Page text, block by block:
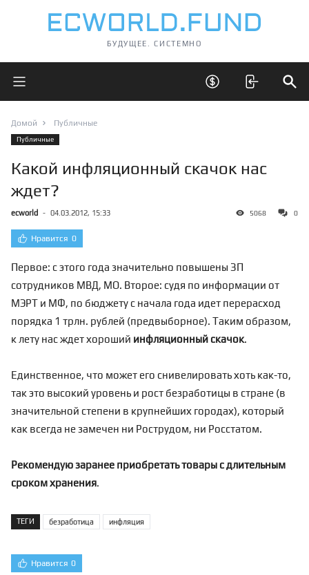
БУДУЩЕЕ. СИСТЕМНО
Открыть главное меню Открыть скрытые
Домой Публичные
Публичные
Какой инфляционный скачок нас
ждет?
ecworld - 04.03.2012, 15:33 5068 0
Нравится 0
Первое: с этого года значительно повышены ЗП
сотрудников МВД, МО. Второе: судя по информации от
МЭРТ и МФ, по бюджету с начала года идет перерасход
порядка 1 трлн. рублей (предвыборное). Таким образом,
к лету нас ждет хороший инфляционный скачок.
Единственное, что может его снивелировать хоть как-то,
так это высокий уровень и рост безработицы в стране (в
значительной степени в крупнейших городах), который
как всегда не замечен ни Рострудом, ни Росстатом.
Рекомендую заранее приобретать товары с длительным
сроком хранения.
ТЕГИ безработица инфляция
Нравится 0